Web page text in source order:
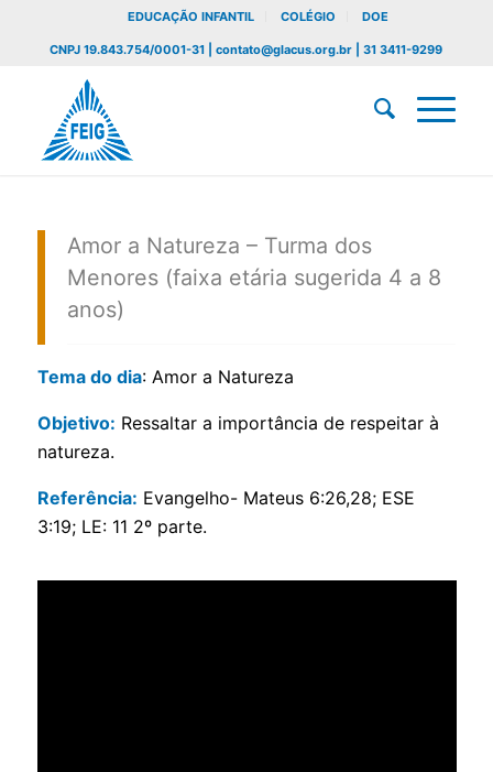
EDUCAÇÃO INFANTIL COLÉGIO DOE
CNPJ 19.843.754/0001-31 | contato@glacus.org.br | 31 3411-9299
Amor a Natureza – Turma dos
Menores (faixa etária sugerida 4 a 8
anos)
Tema do dia: Amor a Natureza
Objetivo: Ressaltar a importância de respeitar à
natureza.
Referência: Evangelho- Mateus 6:26,28; ESE
3:19; LE: 11 2º parte.